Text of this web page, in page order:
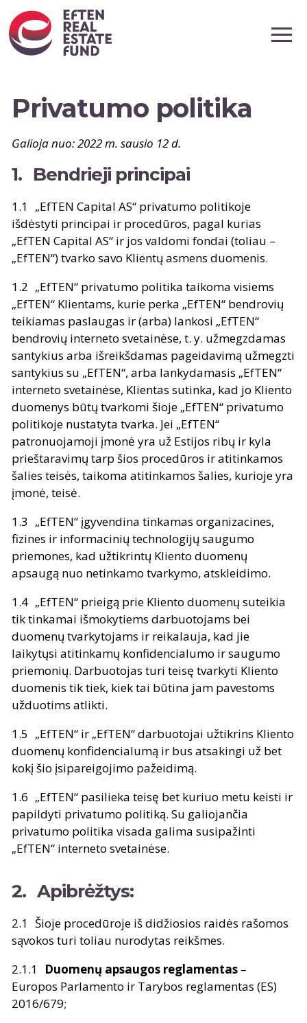
Privatumo politika
Galioja nuo: 2022 m. sausio 12 d.
Bendrieji principai
„EfTEN Capital AS“ privatumo politikoje
išdėstyti principai ir procedūros, pagal kurias
„EfTEN Capital AS“ ir jos valdomi fondai (toliau –
„EfTEN“) tvarko savo Klientų asmens duomenis.
„EfTEN“ privatumo politika taikoma visiems
„EfTEN“ Klientams, kurie perka „EfTEN“ bendrovių
teikiamas paslaugas ir (arba) lankosi „EfTEN“
bendrovių interneto svetainėse, t. y. užmegzdamas
santykius arba išreikšdamas pageidavimą užmegzti
santykius su „EfTEN“, arba lankydamasis „EfTEN“
interneto svetainėse, Klientas sutinka, kad jo Kliento
duomenys būtų tvarkomi šioje „EfTEN“ privatumo
politikoje nustatyta tvarka. Jei „EfTEN“
patronuojamoji įmonė yra už Estijos ribų ir kyla
prieštaravimų tarp šios procedūros ir atitinkamos
šalies teisės, taikoma atitinkamos šalies, kurioje yra
įmonė, teisė.
„EfTEN“ įgyvendina tinkamas organizacines,
fizines ir informacinių technologijų saugumo
priemones, kad užtikrintų Kliento duomenų
apsaugą nuo netinkamo tvarkymo, atskleidimo.
„EfTEN“ prieigą prie Kliento duomenų suteikia
tik tinkamai išmokytiems darbuotojams bei
duomenų tvarkytojams ir reikalauja, kad jie
laikytųsi atitinkamų konfidencialumo ir saugumo
priemonių. Darbuotojas turi teisę tvarkyti Kliento
duomenis tik tiek, kiek tai būtina jam pavestoms
užduotims atlikti.
„EfTEN“ ir „EfTEN“ darbuotojai užtikrins Kliento
duomenų konfidencialumą ir bus atsakingi už bet
kokį šio įsipareigojimo pažeidimą.
„EfTEN“ pasilieka teisę bet kuriuo metu keisti ir
papildyti privatumo politiką. Su galiojančia
privatumo politika visada galima susipažinti
„EfTEN“ interneto svetainėse.
Apibrėžtys:
Šioje procedūroje iš didžiosios raidės rašomos
sąvokos turi toliau nurodytas reikšmes.
Duomenų apsaugos reglamentas –
Europos Parlamento ir Tarybos reglamentas (ES)
2016/679;